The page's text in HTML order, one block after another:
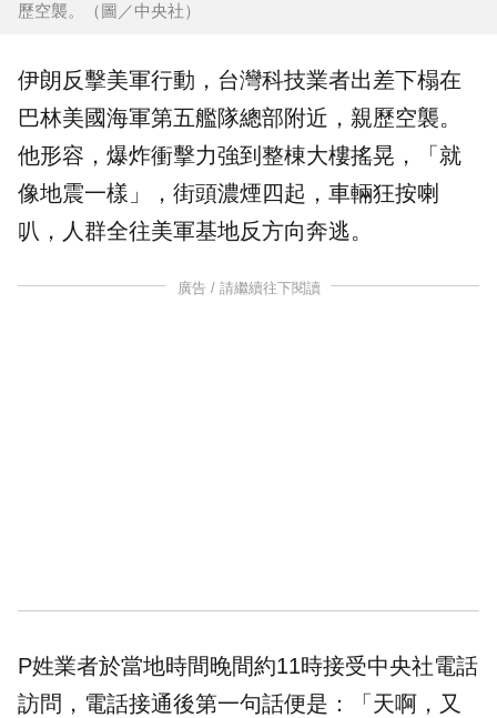
歷空襲。（圖／中央社）
伊朗反擊美軍行動，台灣科技業者出差下榻在
巴林美國海軍第五艦隊總部附近，親歷空襲。
他形容，爆炸衝擊力強到整棟大樓搖晃，「就
像地震一樣」，街頭濃煙四起，車輛狂按喇
叭，人群全往美軍基地反方向奔逃。
廣告 / 請繼續往下閱讀
P姓業者於當地時間晚間約11時接受中央社電話
訪問，電話接通後第一句話便是：「天啊，又